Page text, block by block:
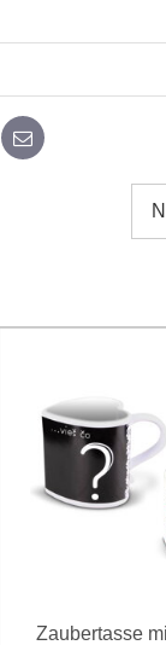
Ich habe
E-
mail
Zaubertasse